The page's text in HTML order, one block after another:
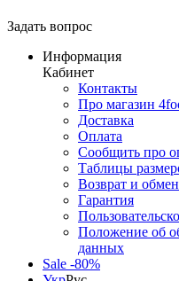
Задать вопрос
Информация
Кабинет
Контакты
Про магазин
Доставка
Оплата
Сообщить про
Таблицы
Возврат и обмен
Гарантия
Положение об
данных
Sale -80%